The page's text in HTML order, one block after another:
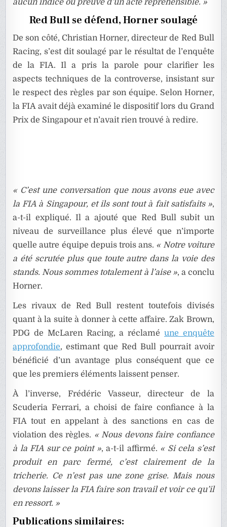
aucun indice ou preuve d’un acte répréhensible. »
Red Bull se défend, Horner soulagé
De son côté, Christian Horner, directeur de Red Bull
Racing, s’est dit soulagé par le résultat de l’enquête
de la FIA. Il a pris la parole pour clarifier les
aspects techniques de la controverse, insistant sur
le respect des règles par son équipe. Selon Horner,
la FIA avait déjà examiné le dispositif lors du Grand
Prix de Singapour et n’avait rien trouvé à redire.
« C’est une conversation que nous avons eue avec
la FIA à Singapour, et ils sont tout à fait satisfaits »,
a-t-il expliqué. Il a ajouté que Red Bull subit un
niveau de surveillance plus élevé que n’importe
quelle autre équipe depuis trois ans. « Notre voiture
a été scrutée plus que toute autre dans la voie des
stands. Nous sommes totalement à l’aise », a conclu
Horner.
Les rivaux de Red Bull restent toutefois divisés
quant à la suite à donner à cette affaire. Zak Brown,
PDG de McLaren Racing, a réclamé une enquête
approfondie, estimant que Red Bull pourrait avoir
bénéficié d’un avantage plus conséquent que ce
que les premiers éléments laissent penser.
À l’inverse, Frédéric Vasseur, directeur de la
Scuderia Ferrari, a choisi de faire confiance à la
FIA tout en appelant à des sanctions en cas de
violation des règles. « Nous devons faire confiance
à la FIA sur ce point », a-t-il affirmé. « Si cela s’est
produit en parc fermé, c’est clairement de la
tricherie. Ce n’est pas une zone grise. Mais nous
devons laisser la FIA faire son travail et voir ce qu’il
en ressort. »
Publications similaires: